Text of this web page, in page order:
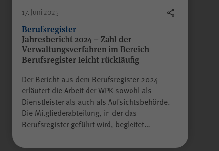
Alle Felder sind Pflichtfelder.
Absenden
17. Juni 2025
Berufsregister
Jahresbericht 2024 – Zahl der
Verwaltungsverfahren im Bereich
Berufsregister leicht rückläufig
Der Bericht aus dem Berufsregister 2024
erläutert die Arbeit der WPK sowohl als
Dienstleister als auch als Aufsichtsbehörde.
Die Mitgliederabteilung, in der das
Berufsregister geführt wird, begleitet…
Auch bis zu diesem Zeitpunkt
diesem Fall gelöscht. Der Cookie
speichert hierbei keine
Informationen außer dem
erfasst zu werden.
Name LS-TVLYRKIVZTGDGMOU